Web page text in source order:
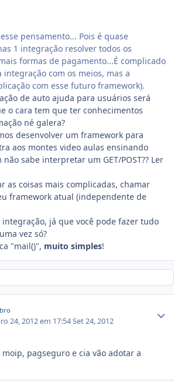
pensamento... Pois é quase
1 integração resolver todos os
formas de pagamento...É complicado
integração com os meios, mas a
com esse futuro framework).
de auto ajuda para usuários será
o cara tem que ter conhecimentos
né galera?
desenvolver um framework para
aos montes video aulas ensinando
sabe interpretar um GET/POST?? Ler
as coisas mais complicadas, chamar
framework atual (independente de
integração, já que você pode fazer tudo
vez só?
"mail()", muito simples!
24, 2012 em 17:54Set 24, 2012
pagseguro e cia vão adotar a